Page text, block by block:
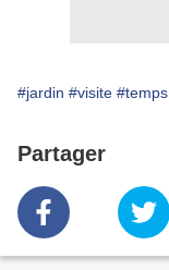
#jardin #visite #temps
Partager